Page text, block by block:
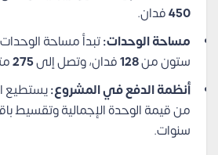
450فدان.
مساحة الوحدات:تبدأ مساحة
ستون من128فدان، وتصل إلى275
أنظمة الدفع في المشروع:يستطيع
سنوات.